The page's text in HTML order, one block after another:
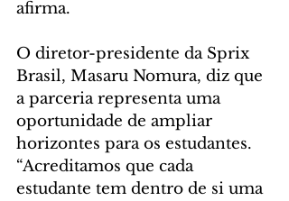
afirma.
O diretor-presidente da Sprix
Brasil, Masaru Nomura, diz que
a parceria representa uma
oportunidade de ampliar
horizontes para os estudantes.
“Acreditamos que cada
estudante tem dentro de si uma